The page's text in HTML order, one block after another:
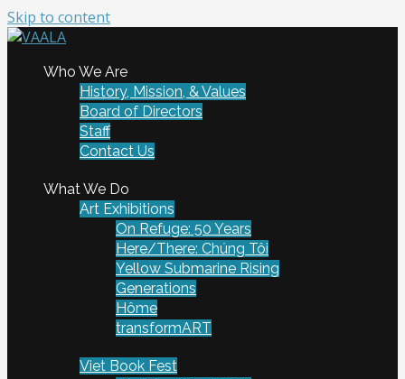
Skip to content
VAALA
art and culture
Who We Are
History, Mission, & Values
Board of Directors
Staff
Contact Us
What We Do
Art Exhibitions
On Refuge: 50 Years
Here/There: Chúng Tôi
Yellow Submarine Rising
Generations
Hôme
transformART
Viet Book Fest